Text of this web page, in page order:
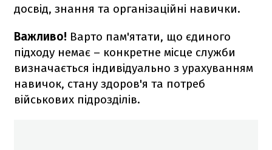
досвід, знання та організаційні навички.
Важливо! Варто пам'ятати, що єдиного
підходу немає – конкретне місце служби
визначається індивідуально з урахуванням
навичок, стану здоров'я та потреб
військових підрозділів.